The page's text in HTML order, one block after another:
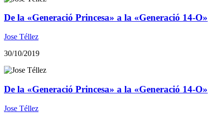
De la «Generació Princesa» a la «Generació 14-O»
Jose Téllez
30/10/2019
De la «Generació Princesa» a la «Generació 14-O»
Jose Téllez